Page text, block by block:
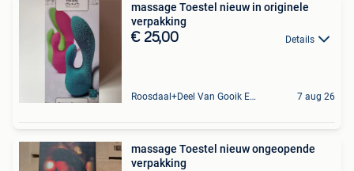
massage Toestel nieuw in originele
verpakking
€ 25,00 Details
Roosdaal+Deel Van Gooik En Sint-Kwintens-Lennik 7 aug 26
massage Toestel nieuw ongeopende
verpakking